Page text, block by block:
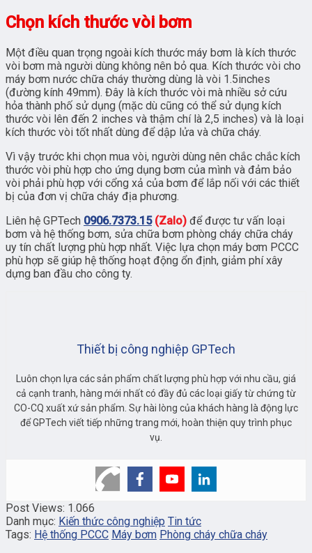
Chọn kích thước vòi bơm
Một điều quan trọng ngoài kích thước máy bơm là kích thước
vòi bơm mà người dùng không nên bỏ qua. Kích thước vòi cho
máy bơm nước chữa cháy thường dùng là vòi 1.5inches
(đường kính 49mm). Đây là kích thước vòi mà nhiều sở cứu
hỏa thành phố sử dụng (mặc dù cũng có thể sử dụng kích
thước vòi lên đến 2 inches và thậm chí là 2,5 inches) và là loại
kích thước vòi tốt nhất dùng để dập lửa và chữa cháy.
Vì vậy trước khi chọn mua vòi, người dùng nên chắc chắc kích
thước vòi phù hợp cho ứng dụng bơm của mình và đảm bảo
vòi phải phù hợp với cổng xả của bơm để lắp nối với các thiết
bị của đơn vị chữa cháy địa phương.
Liên hệ GPTech 0906.7373.15(Zalo) để được tư vấn loại
bơm và hệ thống bơm, sửa chữa bơm phòng cháy chữa cháy
uy tín chất lượng phù hợp nhất. Việc lựa chọn máy bơm PCCC
phù hợp sẽ giúp hệ thống hoạt động ổn định, giảm phí xây
dựng ban đầu cho công ty.
Thiết bị công nghiệp GPTech
Luôn chọn lựa các sản phẩm chất lượng phù hợp với nhu cầu, giá
cả cạnh tranh, hàng mới nhất có đầy đủ các loại giấy từ chứng từ
CO-CQ xuất xứ sản phẩm. Sự hài lòng của khách hàng là động lực
để GPTech viết tiếp những trang mới, hoàn thiện quy trình phục
vụ.
Post Views: 1.066
Danh mục: Kiến thức công nghiệp Tin tức
Tags: Hệ thống PCCC Máy bơm Phòng cháy chữa cháy